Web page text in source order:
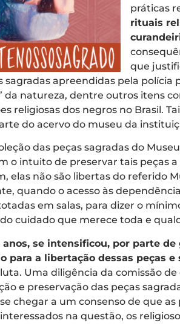
práticas
rituais
que
sagradas apreendidas pela
da natureza, dentre outros itens
religiosas dos negros no Brasil.
do acervo do museu da
das peças sagradas do
o intuito de preservar tais peças
elas não são libertas do referido
quando o acesso às
em salas, para dizer o
cuidado que merece toda e
se intensificou, por parte
para a libertação dessas peças
Uma diligência da comissão
e preservação das peças
chegar a um consenso de que
na questão, os